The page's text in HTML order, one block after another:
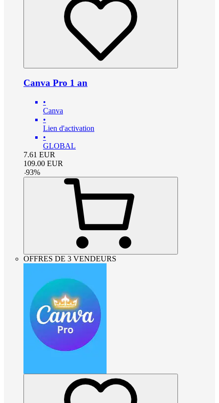
Canva Pro 1 an
•
Canva
•
Lien d'activation
•
GLOBAL
7.61 EUR
109.00 EUR
-93%
OFFRES DE 3 VENDEURS